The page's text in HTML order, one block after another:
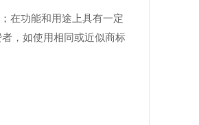
在功能和用途上具有一定
，如使用相同或近似商标